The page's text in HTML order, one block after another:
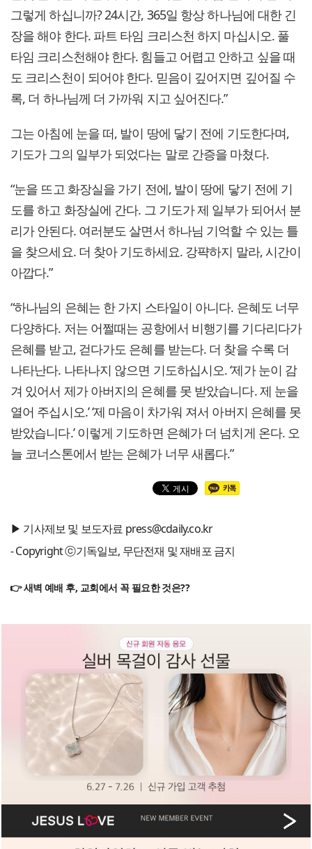
그렇게 하십니까? 24시간, 365일 항상 하나님에 대한 긴
장을 해야 한다. 파트 타임 크리스천 하지 마십시오. 풀
타임 크리스천해야 한다. 힘들고 어렵고 안하고 싶을 때
도 크리스천이 되어야 한다. 믿음이 깊어지면 깊어질 수
록, 더 하나님께 더 가까워 지고 싶어진다.”
그는 아침에 눈을 떠, 발이 땅에 닿기 전에 기도한다며,
기도가 그의 일부가 되었다는 말로 간증을 마쳤다.
“눈을 뜨고 화장실을 가기 전에, 발이 땅에 닿기 전에 기
도를 하고 화장실에 간다. 그 기도가 제 일부가 되어서 분
리가 안된다. 여러분도 살면서 하나님 기억할 수 있는 틀
을 찾으세요. 더 찾아 기도하세요. 강퍅하지 말라, 시간이
아깝다.”
“하나님의 은혜는 한 가지 스타일이 아니다. 은혜도 너무
다양하다. 저는 어쩔때는 공항에서 비행기를 기다리다가
은혜를 받고, 걷다가도 은혜를 받는다. 더 찾을 수록 더
나타난다. 나타나지 않으면 기도하십시오. ‘제가 눈이 감
겨 있어서 제가 아버지의 은혜를 못 받았습니다. 제 눈을
열어 주십시오.’ ‘제 마음이 차가워 져서 아버지 은혜를 못
받았습니다.’ 이렇게 기도하면 은혜가 더 넘치게 온다. 오
늘 코너스톤에서 받는 은혜가 너무 새롭다.”
▶ 기사제보 및 보도자료 press@cdaily.co.kr
- Copyright ⓒ기독일보, 무단전재 및 재배포 금지
👉 새벽 예배 후, 교회에서 꼭 필요한 것은??